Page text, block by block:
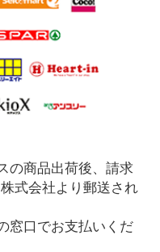
の商品出荷後、請求
式会社より郵送され
窓口でお支払いくだ